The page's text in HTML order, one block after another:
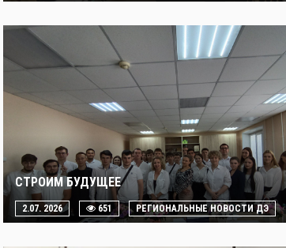
СТРОИМ БУДУЩЕЕ
2.07. 2026 651 РЕГИОНАЛЬНЫЕ НОВОСТИ ДЭ